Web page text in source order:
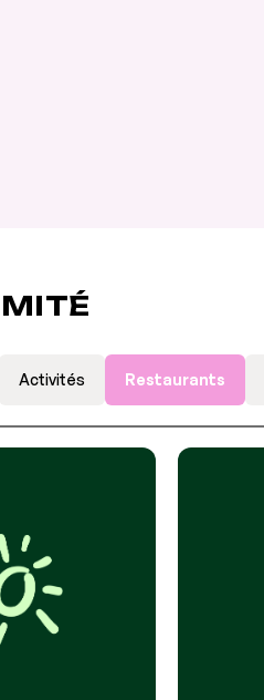
Activités Restaurants